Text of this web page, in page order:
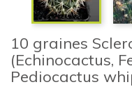
10 graines
(Echinocactus,
Pediocactus